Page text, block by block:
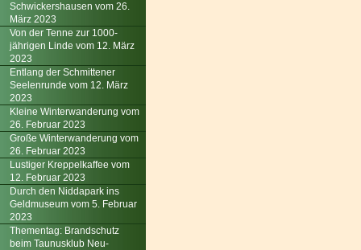
Schwickershausen vom 26.
März 2023
Von der Tenne zur 1000-
jährigen Linde vom 12. März
2023
Entlang der Schmittener
Seelenrunde vom 12. März
2023
Kleine Winterwanderung vom
26. Februar 2023
Große Winterwanderung vom
26. Februar 2023
Lustiger Kreppelkaffee vom
12. Februar 2023
Durch den Niddapark ins
Geldmuseum vom 5. Februar
2023
Thementag: Brandschutz
beim Taunusklub Neu-